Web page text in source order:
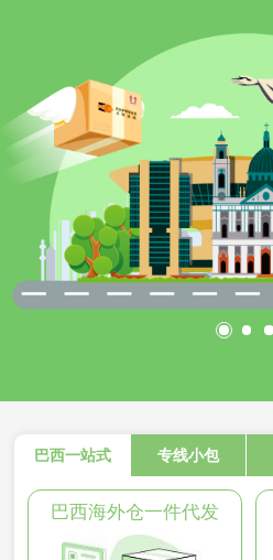
巴西一站式 专线小包
巴西海外仓一件代发